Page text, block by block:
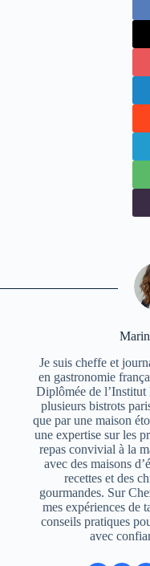
Je suis cheffe et
en gastronomie
Diplômée de l’Institut
plusieurs bistrots
que par une maison
une expertise sur les
repas convivial à la
avec des maisons
recettes et des
gourmandes. Sur
mes expériences de
conseils pratiques
avec